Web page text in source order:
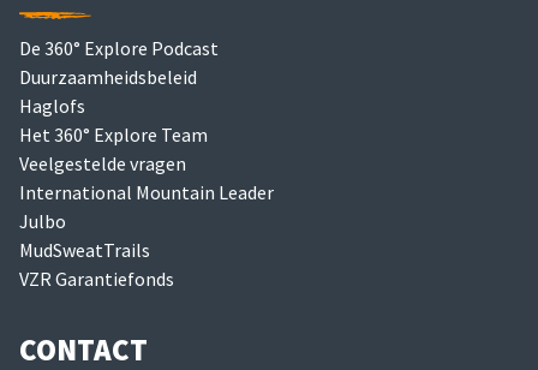
De 360° Explore Podcast
Duurzaamheidsbeleid
Haglofs
Het 360° Explore Team
Veelgestelde vragen
International Mountain Leader
Julbo
MudSweatTrails
VZR Garantiefonds
CONTACT